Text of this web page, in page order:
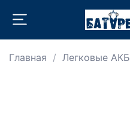
Главная Легковые АКБ